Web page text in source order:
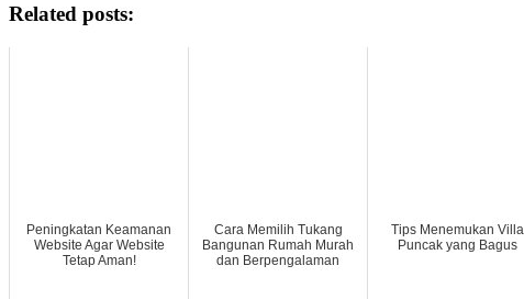
Related posts:
Peningkatan Keamanan
Website Agar Website
Tetap Aman!
Cara Memilih Tukang
Bangunan Rumah Murah
dan Berpengalaman
Tips Menemukan Villa
Puncak yang Bagus